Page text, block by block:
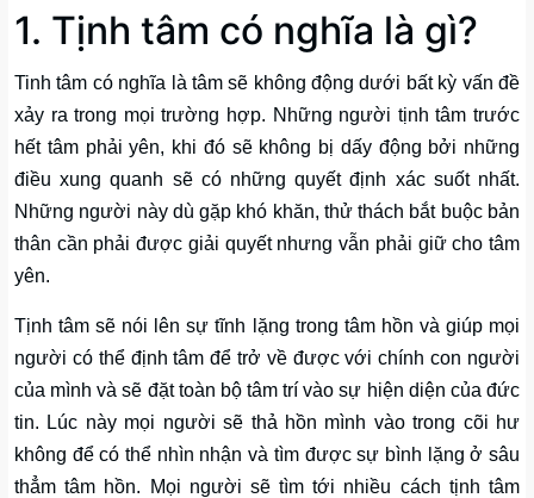
1. Tịnh tâm có nghĩa là gì?
Tinh tâm có nghĩa là tâm sẽ không động dưới bất kỳ vấn đề
xảy ra trong mọi trường hợp. Những người tịnh tâm trước
hết tâm phải yên, khi đó sẽ không bị dấy động bởi những
điều xung quanh sẽ có những quyết định xác suốt nhất.
Những người này dù gặp khó khăn, thử thách bắt buộc bản
thân cần phải được giải quyết nhưng vẫn phải giữ cho tâm
yên.
Tịnh tâm sẽ nói lên sự tĩnh lặng trong tâm hồn và giúp mọi
người có thể định tâm để trở về được với chính con người
của mình và sẽ đặt toàn bộ tâm trí vào sự hiện diện của đức
tin. Lúc này mọi người sẽ thả hồn mình vào trong cõi hư
không để có thể nhìn nhận và tìm được sự bình lặng ở sâu
thẳm tâm hồn. Mọi người sẽ tìm tới nhiều cách tịnh tâm